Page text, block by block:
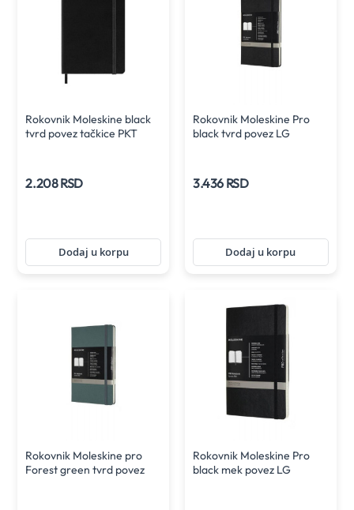
Rokovnik Moleskine black
tvrd povez tačkice PKT
2.208 RSD
Dodaj u korpu
Rokovnik Moleskine Pro
black tvrd povez LG
3.436 RSD
Dodaj u korpu
Rokovnik Moleskine pro
Forest green tvrd povez
Rokovnik Moleskine Pro
black mek povez LG